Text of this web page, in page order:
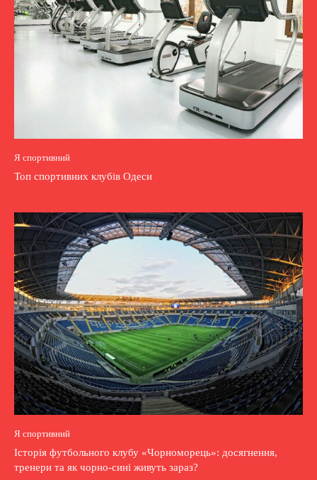
Я спортивний
Топ спортивних клубів Одеси
Я спортивний
Історія футбольного клубу «Чорноморець»: досягнення,
тренери та як чорно-сині живуть зараз?